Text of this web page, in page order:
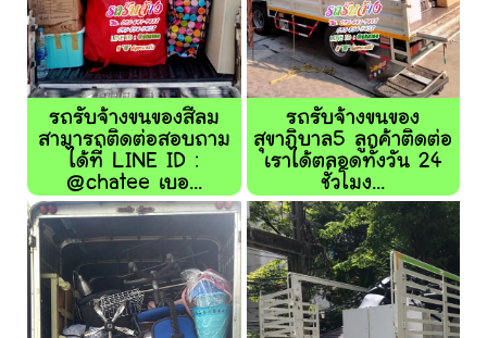
รถรับจ้างขนของสีลม
สามารถติดต่อสอบถาม
ได้ที่ LINE ID :
@chatee เบอ...
รถรับจ้างขนของ
สุขาภิบาล5 ลูกค้าติดต่อ
เราได้ตลอดทั้งวัน 24
ชั่วโมง...